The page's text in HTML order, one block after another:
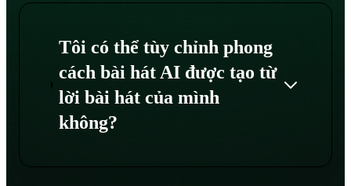
Tôi có thể tùy chỉnh phong
cách bài hát AI được tạo từ
lời bài hát của mình
không?